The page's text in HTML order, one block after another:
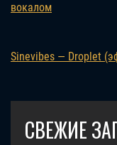
вокалом
Sinevibes — Droplet
СВЕЖИЕ